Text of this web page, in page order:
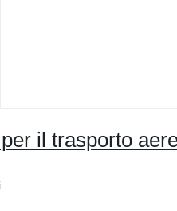
il trasporto